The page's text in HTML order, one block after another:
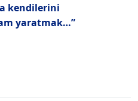
kendilerini
yaratmak…”